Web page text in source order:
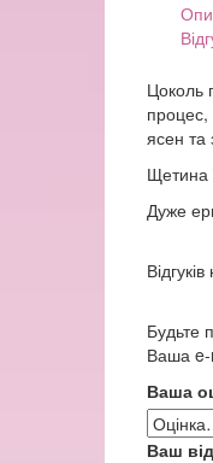
Цоколь
процес,
ясен та
Щетина
Дуже
Будьте
Ваша e-
Ваша
Ваш